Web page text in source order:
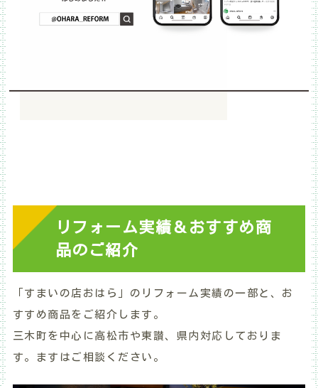
リフォーム実績＆おすすめ商
品のご紹介
「すまいの店おはら」のリフォーム実績の一部と、お
すすめ商品をご紹介します。
三木町を中心に高松市や東讃、県内対応しておりま
す。ますはご相談ください。